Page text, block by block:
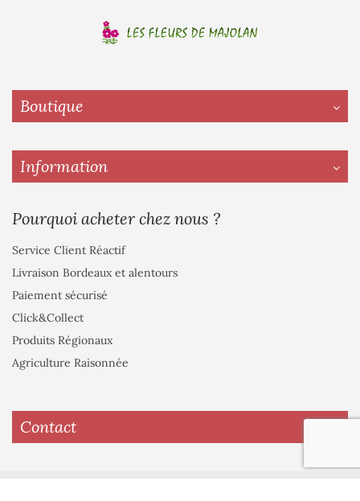
Boutique
Information
Pourquoi acheter chez nous ?
Service Client Réactif
Livraison Bordeaux et alentours
Paiement sécurisé
Click&Collect
Produits Régionaux
Agriculture Raisonnée
Contact